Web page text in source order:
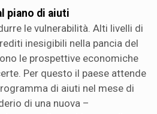
piano di aiuti
le vulnerabilità. Alti livelli di
inesigibili nella pancia del
le prospettive economiche
Per questo il paese attende
di aiuti nel mese di
di una nuova –